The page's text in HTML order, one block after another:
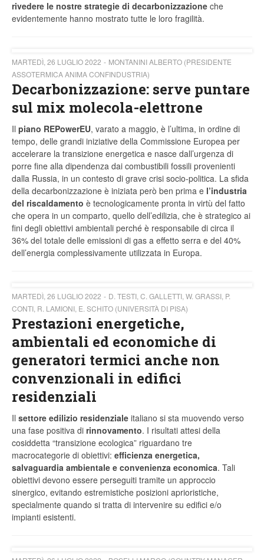
rivedere le nostre strategie di decarbonizzazione che
evidentemente hanno mostrato tutte le loro fragilità.
MARTEDÌ, 26 LUGLIO 2022
MONTANINI ALBERTO (PRESIDENTE
ASSOTERMICA ANIMA CONFINDUSTRIA)
Decarbonizzazione: serve puntare
sul mix molecola-elettrone
Il piano REPowerEU, varato a maggio, è l’ultima, in ordine di
tempo, delle grandi iniziative della Commissione Europea per
accelerare la transizione energetica e nasce dall’urgenza di
porre fine alla dipendenza dai combustibili fossili provenienti
dalla Russia, in un contesto di grave crisi socio-politica. La sfida
della decarbonizzazione è iniziata però ben prima e l’industria
del riscaldamento è tecnologicamente pronta in virtù del fatto
che opera in un comparto, quello dell’edilizia, che è strategico ai
fini degli obiettivi ambientali perché è responsabile di circa il
36% del totale delle emissioni di gas a effetto serra e del 40%
dell’energia complessivamente utilizzata in Europa.
MARTEDÌ, 26 LUGLIO 2022
D. TESTI, C. GALLETTI, W. GRASSI, P.
CONTI, R. LAMIONI, E. SCHITO (UNIVERSITÀ DI PISA)
Prestazioni energetiche,
ambientali ed economiche di
generatori termici anche non
convenzionali in edifici
residenziali
Il settore edilizio residenziale italiano si sta muovendo verso
una fase positiva di rinnovamento. I risultati attesi della
cosiddetta “transizione ecologica” riguardano tre
macrocategorie di obiettivi: efficienza energetica,
salvaguardia ambientale e convenienza economica. Tali
obiettivi devono essere perseguiti tramite un approccio
sinergico, evitando estremistiche posizioni aprioristiche,
specialmente quando si tratta di intervenire su edifici e/o
impianti esistenti.